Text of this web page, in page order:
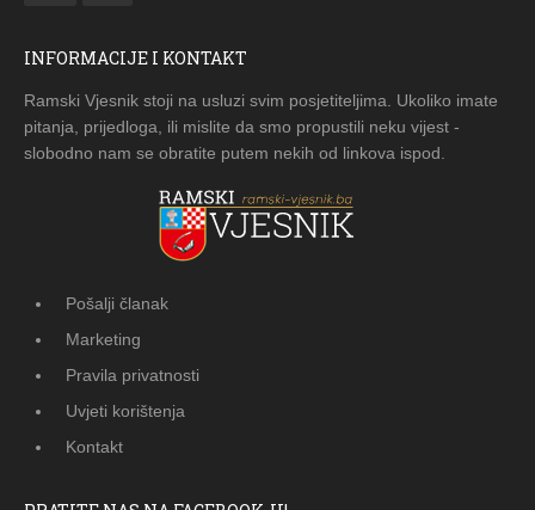
INFORMACIJE I KONTAKT
Ramski Vjesnik stoji na usluzi svim posjetiteljima. Ukoliko imate
pitanja, prijedloga, ili mislite da smo propustili neku vijest -
slobodno nam se obratite putem nekih od linkova ispod.
Pošalji članak
Marketing
Pravila privatnosti
Uvjeti korištenja
Kontakt